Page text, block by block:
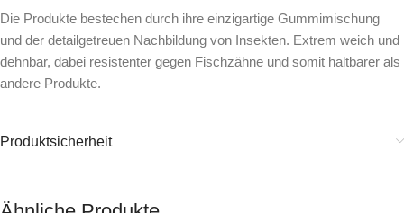
Die Produkte bestechen durch ihre einzigartige Gummimischung
und der detailgetreuen Nachbildung von Insekten. Extrem weich und
dehnbar, dabei resistenter gegen Fischzähne und somit haltbarer als
andere Produkte.
Produktsicherheit